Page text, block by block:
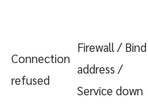
Connection
refused
Firewall / Bind
address /
Service down